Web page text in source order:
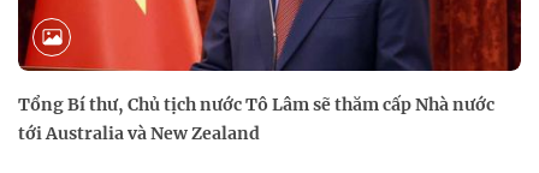
Tổng Bí thư, Chủ tịch nước Tô Lâm sẽ thăm cấp Nhà nước
tới Australia và New Zealand